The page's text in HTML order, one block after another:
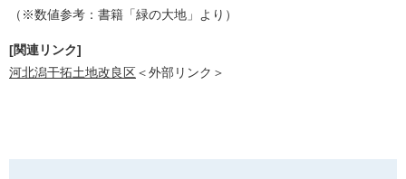
（※数値参考：書籍「緑の大地」より）
[関連リンク]
河北潟干拓土地改良区＜外部リンク＞